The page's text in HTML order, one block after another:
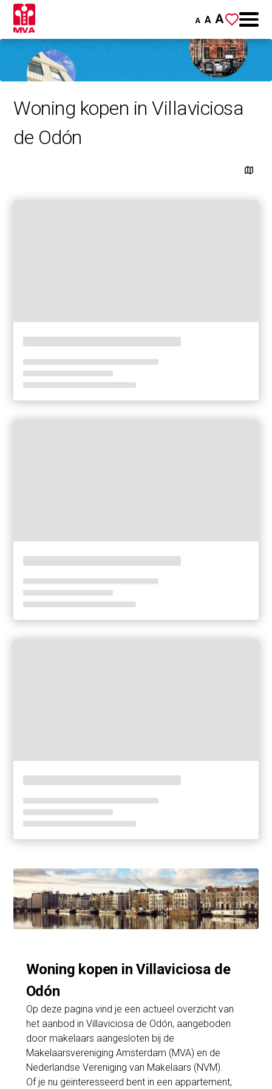
A A A
Woning kopen in Villaviciosa
de Odón
Woning kopen in Villaviciosa de
Odón
Op deze pagina vind je een actueel overzicht van
het aanbod in Villaviciosa de Odón, aangeboden
door makelaars aangesloten bij de
Makelaarsvereniging Amsterdam (MVA) en de
Nederlandse Vereniging van Makelaars (NVM).
Of je nu geïnteresseerd bent in een appartement,